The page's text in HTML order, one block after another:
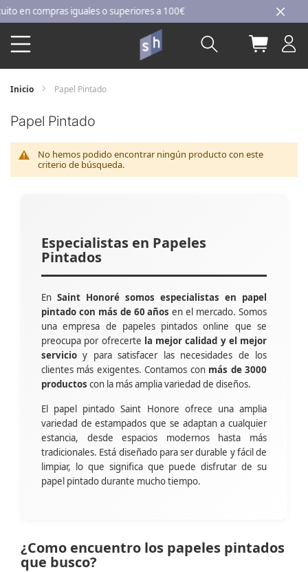
Ir
al
contenido
compras iguales o superiores a 100€
Buscar Mi
Inicio Papel Pintado
Papel Pintado
No hemos podido encontrar ningún producto con este
criterio de búsqueda.
Especialistas en Papeles
Pintados
En Saint Honoré somos especialistas en papel
pintado con más de 60 años en el mercado. Somos
una empresa de papeles pintados online que se
preocupa por ofrecerte la mejor calidad y el mejor
servicio y para satisfacer las necesidades de los
clientes más exigentes. Contamos con más de 3000
productos con la más amplia variedad de diseños.
El papel pintado Saint Honore ofrece una amplia
variedad de estampados que se adaptan a cualquier
estancia, desde espacios modernos hasta más
tradicionales. Está diseñado para ser durable y fácil de
limpiar, lo que significa que puede disfrutar de su
papel pintado durante mucho tiempo.
¿Como encuentro los papeles pintados
que busco?